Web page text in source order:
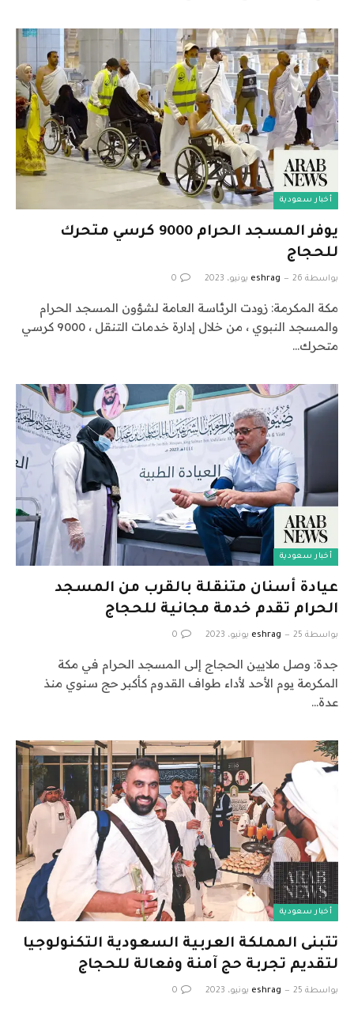
أخبار سعودية
يوفر المسجد الحرام 9000 كرسي متحرك
للحجاج
بواسطة eshrag 26 يونيو، 2023 0
مكة المكرمة: زودت الرئاسة العامة لشؤون المسجد الحرام
والمسجد النبوي ، من خلال إدارة خدمات التنقل ، 9000 كرسي
متحرك…
أخبار سعودية
عيادة أسنان متنقلة بالقرب من المسجد
الحرام تقدم خدمة مجانية للحجاج
بواسطة eshrag 25 يونيو، 2023 0
جدة: وصل ملايين الحجاج إلى المسجد الحرام في مكة
المكرمة يوم الأحد لأداء طواف القدوم كأكبر حج سنوي منذ
عدة…
أخبار سعودية
تتبنى المملكة العربية السعودية التكنولوجيا
لتقديم تجربة حج آمنة وفعالة للحجاج
بواسطة eshrag 25 يونيو، 2023 0